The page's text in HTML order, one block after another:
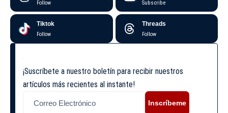
Follow Subscribe
Tiktok
Follow
Threads
Follow
¡Suscríbete a nuestro boletín para recibir nuestros
artículos más recientes al instante!
Inscríbeme